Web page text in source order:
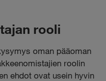
rooli
oman pääoman
roolin
ehdot ovat usein hyvin